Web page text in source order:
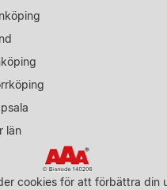
län
cookies för att förbättra din